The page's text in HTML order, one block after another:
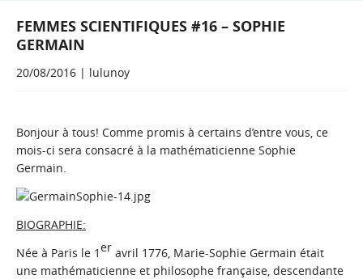
FEMMES SCIENTIFIQUES #16 – SOPHIE
GERMAIN
20/08/2016 | lulunoy
Bonjour à tous! Comme promis à certains d’entre vous, ce
mois-ci sera consacré à la mathématicienne Sophie
Germain.
BIOGRAPHIE:
Née à Paris le 1er avril 1776, Marie-Sophie Germain était
une mathématicienne et philosophe française, descendante